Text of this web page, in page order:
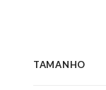
TAMANHO